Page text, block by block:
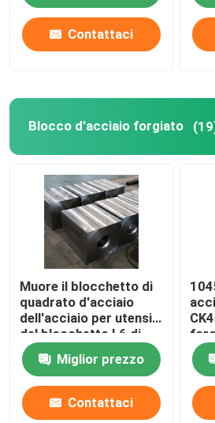
Contattaci
Blocco d'acciaio forgiato
Muore il blocchetto di
quadrato d'acciaio
dell'acciaio per utensili
del blocchetto L6 di
pezzo fucinato EN8
SAE1045Miglior prezzo
Contattaci